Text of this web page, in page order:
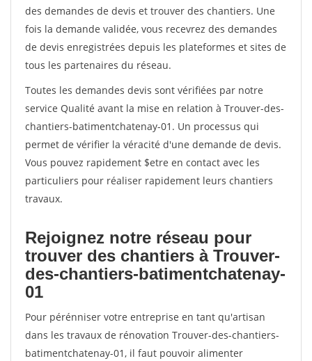
des demandes de devis et trouver des chantiers. Une
fois la demande validée, vous recevrez des demandes
de devis enregistrées depuis les plateformes et sites de
tous les partenaires du réseau.
Toutes les demandes devis sont vérifiées par notre
service Qualité avant la mise en relation à Trouver-des-
chantiers-batimentchatenay-01. Un processus qui
permet de vérifier la véracité d'une demande de devis.
Vous pouvez rapidement $etre en contact avec les
particuliers pour réaliser rapidement leurs chantiers
travaux.
Rejoignez notre réseau pour
trouver des chantiers à Trouver-
des-chantiers-batimentchatenay-
01
Pour pérénniser votre entreprise en tant qu'artisan
dans les travaux de rénovation Trouver-des-chantiers-
batimentchatenay-01, il faut pouvoir alimenter